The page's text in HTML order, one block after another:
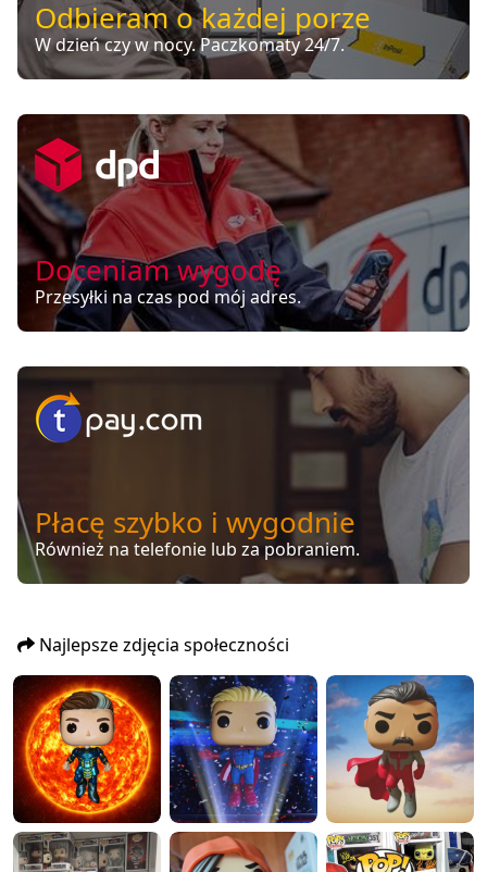
Odbieram o każdej porze
W dzień czy w nocy. Paczkomaty 24/7.
Doceniam wygodę
Przesyłki na czas pod mój adres.
Płacę szybko i wygodnie
Również na telefonie lub za pobraniem.
Najlepsze zdjęcia społeczności